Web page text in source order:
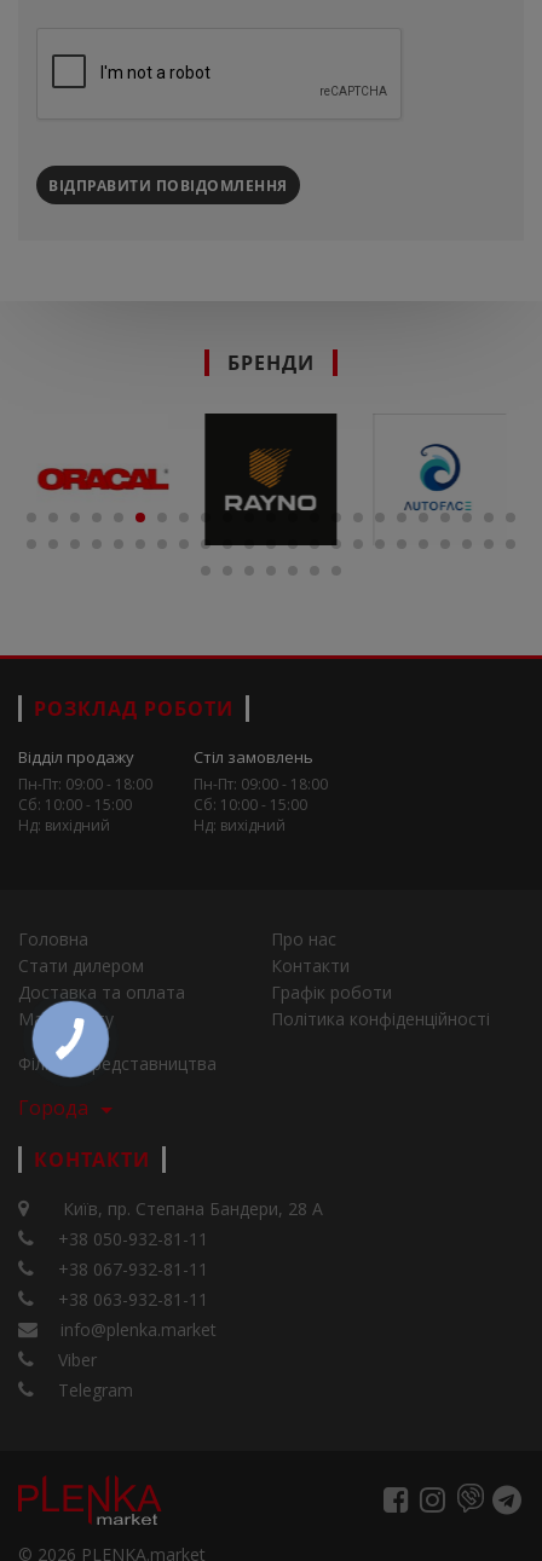
ВІДПРАВИТИ ПОВІДОМЛЕННЯ
БРЕНДИ
РОЗКЛАД РОБОТИ
Відділ продажу
Пн-Пт: 09:00 - 18:00
Сб: 10:00 - 15:00
Нд: вихідний
Стіл замовлень
Пн-Пт: 09:00 - 18:00
Сб: 10:00 - 15:00
Нд: вихідний
Головна
Про нас
Стати дилером
Контакти
Доставка та оплата
Графік роботи
Мапа сайту
Політика конфіденційності
Філії та представництва
Города
КОНТАКТИ
Київ, пр. Степана Бандери, 28 А
+38 050-932-81-11
+38 067-932-81-11
+38 063-932-81-11
info@plenka.market
Viber
Telegram
© 2026 PLENKA.market